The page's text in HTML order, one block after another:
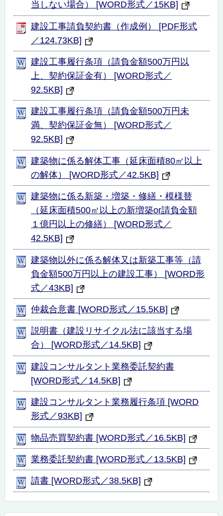
当しない場合） [WORD形式／15KB]
建設工事請負契約書（作成例） [PDF形式
／124.73KB]
建設工事履行条項（請負金額500万円以
上、契約保証金有） [WORD形式／
92.5KB]
建設工事履行条項（請負金額500万円未
満、契約保証金無） [WORD形式／
92.5KB]
建築物に係る解体工事（延床面積80㎡以上
の解体） [WORD形式／42.5KB]
建築物に係る新築・増築・修繕・模様替
（延床面積500㎡以上の新増築or請負金額
１億円以上の修繕） [WORD形式／
42.5KB]
建築物以外に係る解体又は新築工事等（請
負金額500万円以上の建設工事） [WORD形
式／43KB]
仲裁合意書 [WORD形式／15.5KB]
説明書（建設リサイクル法に該当する場
合） [WORD形式／14.5KB]
建設コンサルタント業務委託契約書
[WORD形式／14.5KB]
建設コンサルタント業務履行条項 [WORD
形式／93KB]
物品売買契約書 [WORD形式／16.5KB]
業務委託契約書 [WORD形式／13.5KB]
請書 [WORD形式／38.5KB]